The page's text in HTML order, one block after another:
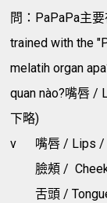
問：PaPaPa主
trained with the
melatih organ
quan nào?嘴唇 /
下略)
v
嘴唇 / Lips
臉頰 /
舌頭 /